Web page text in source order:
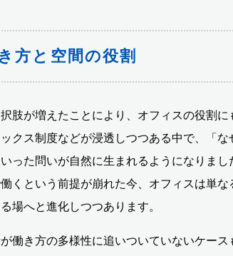
方と空間の役割
肢が増えたことにより、オフィスの役割に
クス制度などが浸透しつつある中で、「
った問いが自然に生まれるようになりま
くという前提が崩れた今、オフィスは単
場へと進化しつつあります。
働き方の多様性に追いついていないケース